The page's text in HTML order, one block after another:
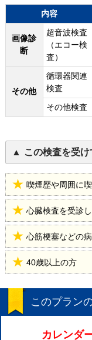
内容
画像診
断
超音波検査
（エコー検
査）
その他
循環器関連
検査
その他検査
この検査を受
喫煙歴や周囲に
心臓検査を受診
心筋梗塞などの
40歳以上の方
このプラン
カレンダ